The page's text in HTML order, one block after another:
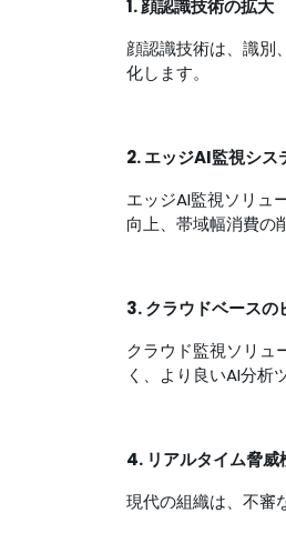
1. 顔認識技術の拡大
顔認識技術は、識別
化します。
2. エッジAI監視シス
エッジAI監視ソリュ
向上、帯域幅消費の
3. クラウドベースの
クラウド監視ソリュ
く、より良いAI分析
4. リアルタイム脅威
現代の組織は、不審